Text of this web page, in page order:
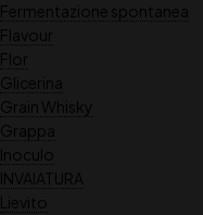
Fermentazione spontanea
Flavour
Flor
Glicerina
Grain Whisky
Grappa
Inoculo
INVAIATURA
Lievito